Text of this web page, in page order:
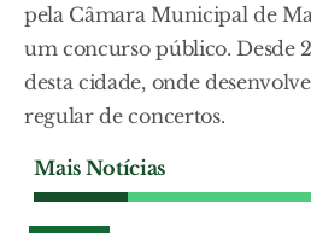
pela Câmara Municipal de
um concurso público. Desde
desta cidade, onde
regular de concertos.
Mais Notícias